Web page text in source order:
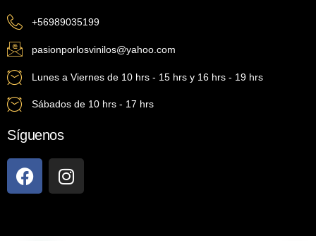
+56989035199
pasionporlosvinilos@yahoo.com
Lunes a Viernes de 10 hrs - 15 hrs y 16 hrs - 19 hrs
Sábados de 10 hrs - 17 hrs
Síguenos